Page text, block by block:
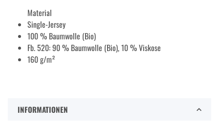
Material
Single-Jersey
100 % Baumwolle (Bio)
Fb. 520: 90 % Baumwolle (Bio), 10 % Viskose
160 g/m²
INFORMATIONEN